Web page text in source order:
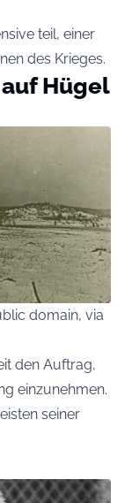
teil, einer
des Krieges.
Hügel
domain, via
den Auftrag,
einzunehmen.
seiner